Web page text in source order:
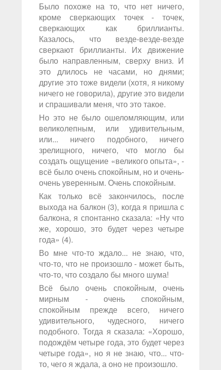
Было похоже на то, что нет ничего,
кроме сверкающих точек - точек,
сверкающих как бриллианты.
Казалось, что везде-везде-везде
сверкают бриллианты. Их движение
было направленным, сверху вниз. И
это длилось не часами, но днями;
другие это тоже видели (хотя, я никому
ничего не говорила), другие это видели
и спрашивали меня, что это такое.
Но это не было ошеломляющим, или
великолепным, или удивительным,
или... ничего подобного, ничего
зрелищного, ничего, что могло бы
создать ощущение «великого опыта», -
всё было очень спокойным, но и очень-
очень уверенным. Очень спокойным.
Как только всё закончилось, после
выхода на балкон (3), когда я пришла с
балкона, я спонтанно сказала: «Ну что
же, хорошо, это будет через четыре
года» (4).
Во мне что-то ждало... не знаю, что,
что-то, что не произошло - может быть,
что-то, что создало бы много шума!
Всё было очень спокойным, очень
мирным - очень спокойным,
спокойным прежде всего, ничего
удивительного, чудесного, ничего
подобного. Тогда я сказала: «Хорошо,
подождём четыре года, это будет через
четыре года», но я не знаю, что... что-
то, чего я ждала, а оно не произошло.